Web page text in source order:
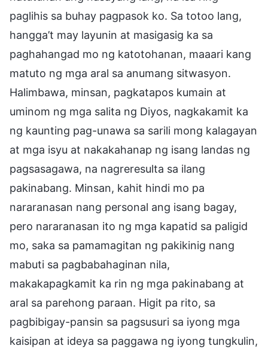
paglihis sa buhay pagpasok ko. Sa totoo lang,
hangga’t may layunin at masigasig ka sa
paghahangad mo ng katotohanan, maaari kang
matuto ng mga aral sa anumang sitwasyon.
Halimbawa, minsan, pagkatapos kumain at
uminom ng mga salita ng Diyos, nagkakamit ka
ng kaunting pag-unawa sa sarili mong kalagayan
at mga isyu at nakakahanap ng isang landas ng
pagsasagawa, na nagreresulta sa ilang
pakinabang. Minsan, kahit hindi mo pa
nararanasan nang personal ang isang bagay,
pero nararanasan ito ng mga kapatid sa paligid
mo, saka sa pamamagitan ng pakikinig nang
mabuti sa pagbabahaginan nila,
makakapagkamit ka rin ng mga pakinabang at
aral sa parehong paraan. Higit pa rito, sa
pagbibigay-pansin sa pagsusuri sa iyong mga
kaisipan at ideya sa paggawa ng iyong tungkulin,